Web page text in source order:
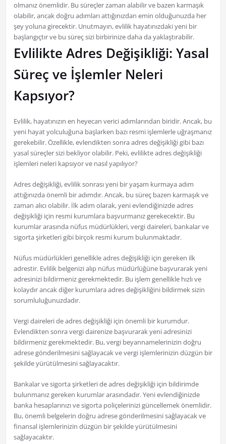
olmanız önemlidir. Bu süreçler zaman alabilir ve bazen karmaşık
olabilir, ancak doğru adımları attığınızdan emin olduğunuzda her
şey yoluna girecektir. Unutmayın, evlilik hayatınızdaki yeni bir
başlangıçtır ve bu süreç sizi birbirinize daha da yaklaştırabilir.
Evlilikte Adres Değişikliği: Yasal
Süreç ve İşlemler Neleri
Kapsıyor?
Evlilik, hayatınızın en heyecan verici adımlarından biridir. Ancak, bu
yeni hayat yolculuğuna başlarken bazı resmi işlemlerle uğraşmanız
gerekebilir. Özellikle, evlendikten sonra adres değişikliği gibi bazı
yasal süreçler sizi bekliyor olabilir. Peki, evlilikte adres değişikliği
işlemleri neleri kapsıyor ve nasıl yapılıyor?
Adres değişikliği, evlilik sonrası yeni bir yaşam kurmaya adım
attığınızda önemli bir adımdır. Ancak, bu süreç bazen karmaşık ve
zaman alıcı olabilir. İlk adım olarak, yeni evlendiğinizde adres
değişikliği için resmi kurumlara başvurmanız gerekecektir. Bu
kurumlar arasında nüfus müdürlükleri, vergi daireleri, bankalar ve
sigorta şirketleri gibi birçok resmi kurum bulunmaktadır.
Nüfus müdürlükleri genellikle adres değişikliği için gereken ilk
adrestir. Evlilik belgenizi alıp nüfus müdürlüğüne başvurarak yeni
adresinizi bildirmeniz gerekmektedir. Bu işlem genellikle hızlı ve
kolaydır ancak diğer kurumlara adres değişikliğini bildirmek sizin
sorumluluğunuzdadır.
Vergi daireleri de adres değişikliği için önemli bir kurumdur.
Evlendikten sonra vergi dairenize başvurarak yeni adresinizi
bildirmeniz gerekmektedir. Bu, vergi beyannamelerinizin doğru
adrese gönderilmesini sağlayacak ve vergi işlemlerinizin düzgün bir
şekilde yürütülmesini sağlayacaktır.
Bankalar ve sigorta şirketleri de adres değişikliği için bildirimde
bulunmanız gereken kurumlar arasındadır. Yeni evlendiğinizde
banka hesaplarınızı ve sigorta poliçelerinizi güncellemek önemlidir.
Bu, önemli belgelerin doğru adrese gönderilmesini sağlayacak ve
finansal işlemlerinizin düzgün bir şekilde yürütülmesini
sağlayacaktır.